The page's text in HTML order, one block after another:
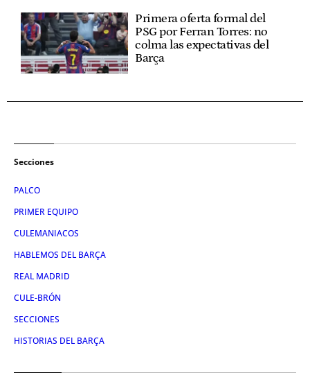
Primera oferta formal del
PSG por Ferran Torres: no
colma las expectativas del
Barça
Secciones
PALCO
PRIMER EQUIPO
CULEMANIACOS
HABLEMOS DEL BARÇA
REAL MADRID
CULE-BRÓN
SECCIONES
HISTORIAS DEL BARÇA